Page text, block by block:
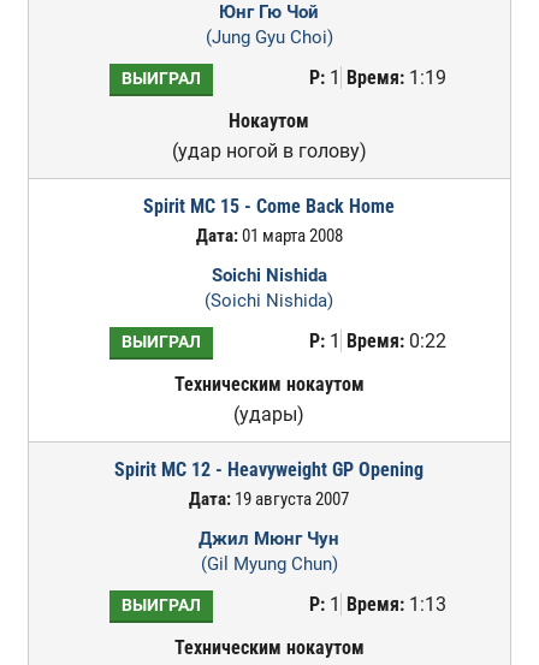
Юнг Гю Чой
(Jung Gyu Choi)
ВЫИГРАЛ Р:1 Время:1:19
Нокаутом
(удар ногой в голову)
Spirit MC 15 - Come Back Home
Дата:01 марта 2008
Soichi Nishida
(Soichi Nishida)
ВЫИГРАЛ Р:1 Время:0:22
Техническим нокаутом
(удары)
Spirit MC 12 - Heavyweight GP Opening
Дата: 19 августа 2007
Джил Мюнг Чун
(Gil Myung Chun)
ВЫИГРАЛ Р:1 Время:1:13
Техническим нокаутом